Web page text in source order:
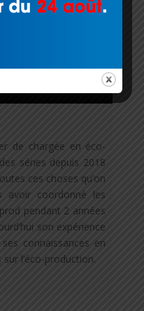
de chargée en éco-
séries depuis 2018
ces choses qu’on
avoir coordonné les
pendant 2 années
son expérience
connaissances en
l’éco-production.